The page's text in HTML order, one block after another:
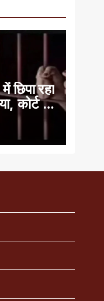
छिपा रहा
कोर्ट ने